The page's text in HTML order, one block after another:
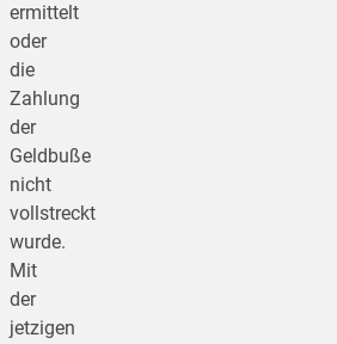
ermittelt
oder
die
Zahlung
der
Geldbuße
nicht
vollstreckt
wurde.
Mit
der
jetzigen